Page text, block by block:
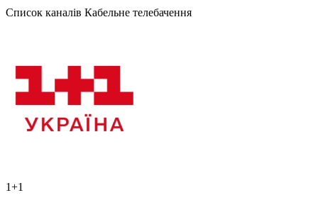
Список каналів Кабельне телебачення
1+1